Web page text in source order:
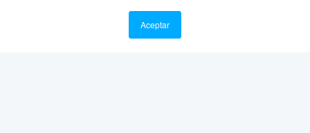
Aceptar